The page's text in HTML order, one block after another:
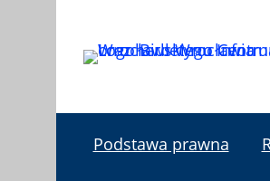
wyszukiwarki
Podstawa prawna